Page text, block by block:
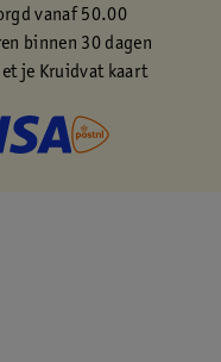
vanaf 50.00
binnen 30 dagen
je Kruidvat kaart